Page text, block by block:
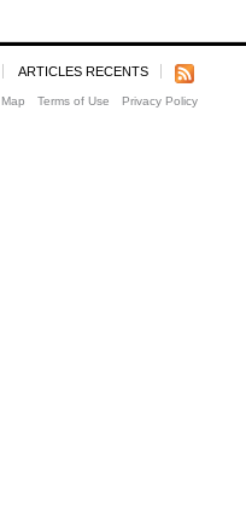
ARTICLES RECENTS
Terms of Use Privacy Policy